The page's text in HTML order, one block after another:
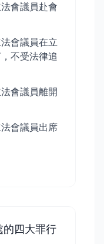
會議員赴會
會議員在立
不受法律追
會議員離開
會議員出席
的四大罪行